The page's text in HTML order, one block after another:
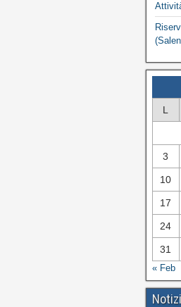
L
3
10
17
24
31
« Feb